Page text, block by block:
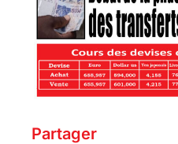
Partager